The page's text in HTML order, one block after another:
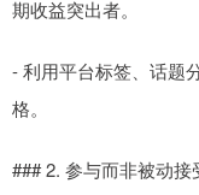
期收益突出者。
- 利用平台标签、话题
格。
### 2. 参与而非被动接